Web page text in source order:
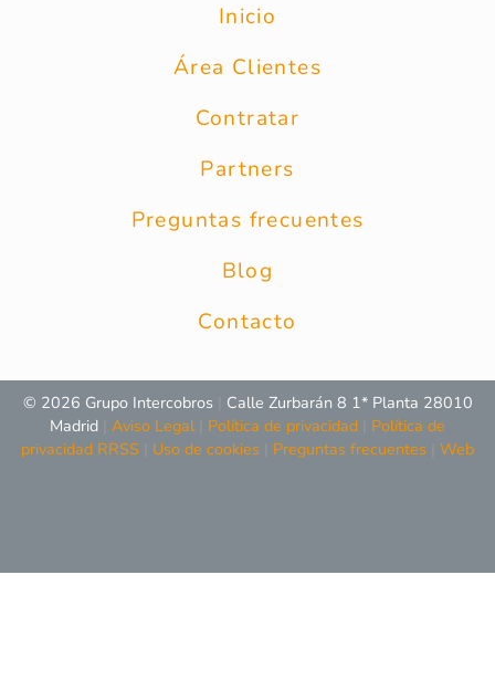
Inicio
Área Clientes
Contratar
Partners
Preguntas frecuentes
Blog
Contacto
© 2026 Grupo Intercobros
Calle Zurbarán 8 1* Planta 28010
Madrid Aviso Legal Política de privacidad
Política de
privacidad RRSS
Uso de cookies Preguntas frecuentes Web